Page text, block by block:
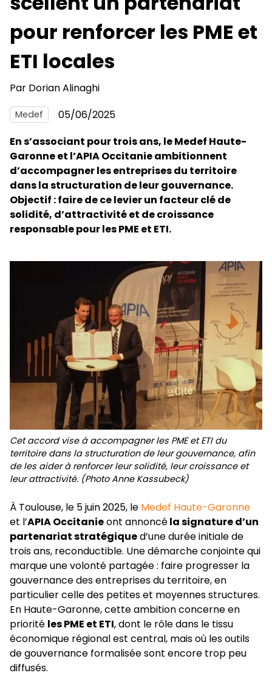
pour renforcer les PME et
ETI locales
Par Dorian Alinaghi
Medef
05/06/2025
En s’associant pour trois ans, le Medef Haute-
Garonne et l’APIA Occitanie ambitionnent
d’accompagner les entreprises du territoire
dans la structuration de leur gouvernance.
Objectif : faire de ce levier un facteur clé de
solidité, d’attractivité et de croissance
responsable pour les PME et ETI.
Cet accord vise à accompagner les PME et ETI du
territoire dans la structuration de leur gouvernance, afin
de les aider à renforcer leur solidité, leur croissance et
leur attractivité. (Photo Anne Kassubeck)
À Toulouse, le 5 juin 2025, le Medef Haute-Garonne
et l’APIA Occitanieont annoncéla signature d’un
partenariat stratégiqued’une durée initiale de
trois ans, reconductible. Une démarche conjointe qui
marque une volonté partagée : faire progresser la
gouvernance des entreprises du territoire, en
particulier celle des petites et moyennes structures.
En Haute-Garonne, cette ambition concerne en
priorité les PME et ETI, dont le rôle dans le tissu
économique régional est central, mais où les outils
de gouvernance formalisée sont encore trop peu
diffusés.